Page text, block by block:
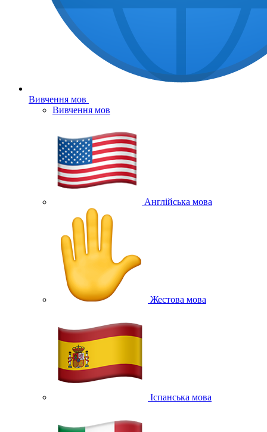
Вивчення мов
Вивчення мов
Англійська мова
Жестова мова
Іспанська мова